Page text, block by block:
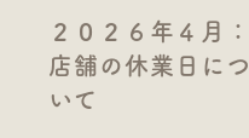
２０２６年４月：
店舗の休業日につ
いて